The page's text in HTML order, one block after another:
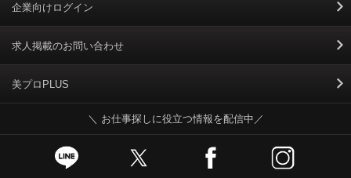
利用規約
掲載規約
個人情報保護ポリシー
個人情報のお取り扱いについて
Cookieポリシー
企業向けログイン
求人掲載のお問い合わせ
美プロPLUS
＼ お仕事探しに役立つ情報を配信中／